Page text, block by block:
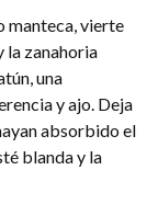
manteca, vierte
la zanahoria
una
y ajo. Deja
absorbido el
blanda y la